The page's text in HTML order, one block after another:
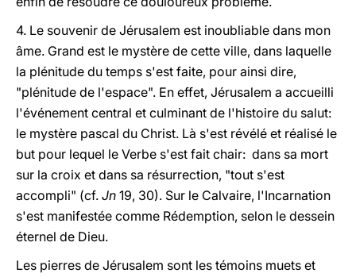
4. Le souvenir de Jérusalem est inoubliable dans mon
âme. Grand est le mystère de cette ville, dans laquelle
la plénitude du temps s'est faite, pour ainsi dire,
"plénitude de l'espace". En effet, Jérusalem a accueilli
l'événement central et culminant de l'histoire du salut:
le mystère pascal du Christ. Là s'est révélé et réalisé le
but pour lequel le Verbe s'est fait chair: dans sa mort
sur la croix et dans sa résurrection, "tout s'est
accompli" (cf. Jn 19, 30). Sur le Calvaire, l'Incarnation
s'est manifestée comme Rédemption, selon le dessein
éternel de Dieu.
Les pierres de Jérusalem sont les témoins muets et